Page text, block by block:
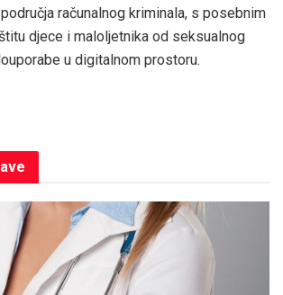
računalnog kriminala, s posebnim
djece i maloljetnika od seksualnog
u digitalnom prostoru.